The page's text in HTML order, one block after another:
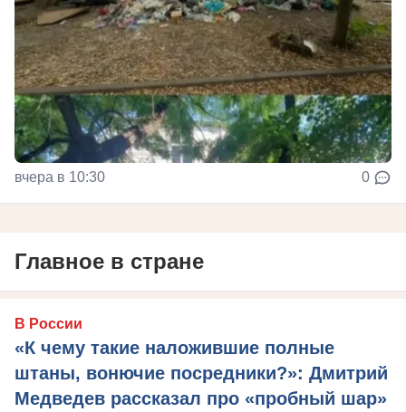
вчера в 10:30 0
Главное в стране
В России
«К чему такие наложившие полные
штаны, вонючие посредники?»: Дмитрий
Медведев рассказал про «пробный шар»